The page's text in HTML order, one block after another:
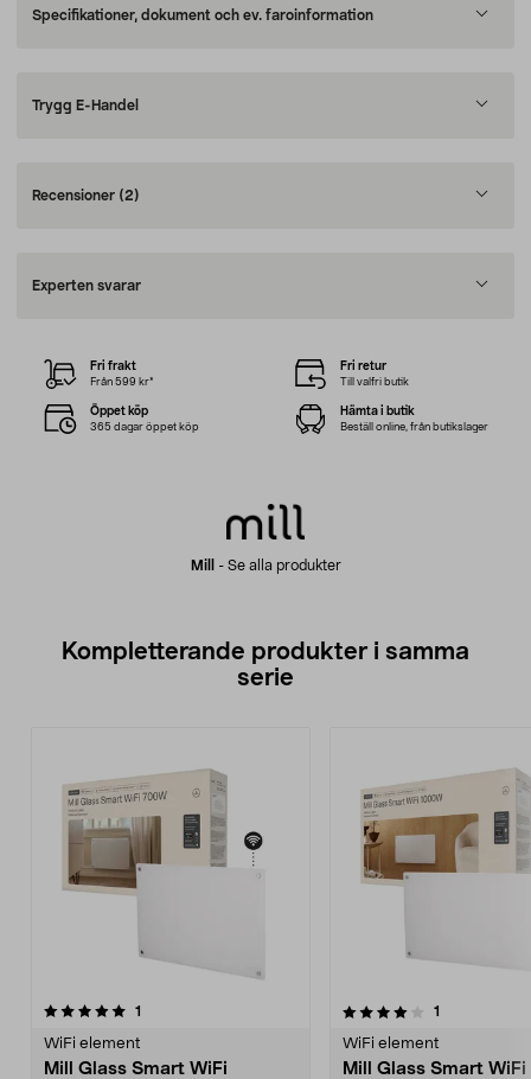
Specifikationer, dokument och ev. faroinformation
Trygg E-Handel
Recensioner (2)
Experten svarar
Mill - Se alla produkter
Fri frakt
Från 599 kr*
Fri retur
Till valfri butik
Öppet köp
365 dagar öppet köp
Hämta i butik
Beställ online, från butikslager
Kompletterande produkter i samma
serie
1
WiFi element
Mill Glass Smart WiFi
4.0av 5 stjärnor 1
WiFi element
Mill Glass Smart WiFi
4.5av 5 stjärnor